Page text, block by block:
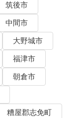
筑後市
中間市
大野城市
福津市
朝倉市
糟屋郡志免町